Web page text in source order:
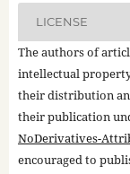
LICENSE
The authors of
intellectual
their distribution
their publication
NoDerivatives-
encouraged to